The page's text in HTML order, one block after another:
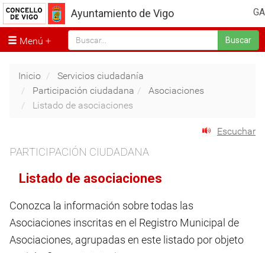
GA
Ayuntamiento de Vigo
Menú Buscar
Inicio
Servicios ciudadanía
Participación ciudadana
Asociaciones
Listado de asociaciones
Escuchar
PARTICIPACIÓN CIUDADANA
Listado de asociaciones
Conozca la información sobre todas las
Asociaciones inscritas en el Registro Municipal de
Asociaciones, agrupadas en este listado por objeto